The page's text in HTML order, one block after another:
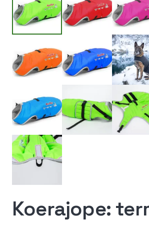
Koerajope: